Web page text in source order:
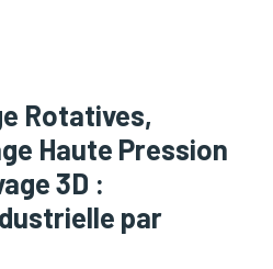
Rotatives,
Haute Pression
3D :
par